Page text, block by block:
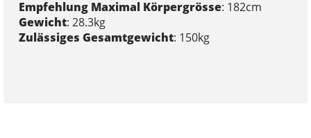
Empfehlung Maximal Körpergrösse: 182cm
Gewicht: 28.3kg
Zulässiges Gesamtgewicht: 150kg